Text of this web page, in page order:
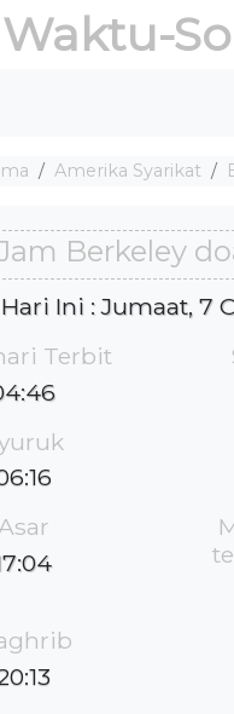
Waktu-
Amerika Syarikat
Berkeley
Ini : Jumaat, 7
Terbit